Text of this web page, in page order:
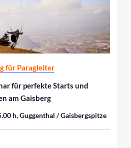
für Paragleiter
für perfekte Starts und
am Gaisberg
h,Guggenthal / Gaisbergspitze